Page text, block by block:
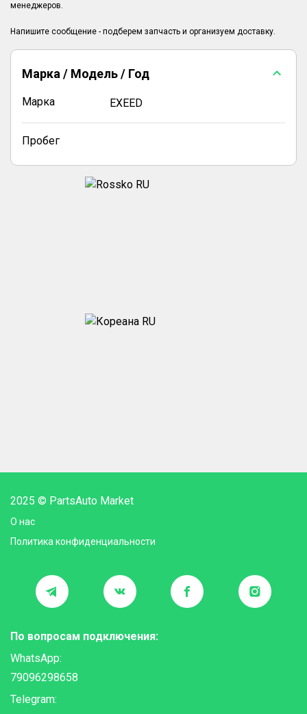
менеджеров.
Марка / Модель / Год
Марка EXEED
Пробег
2025 © PartsAuto Market
О нас
Политика конфиденциальности
По вопросам подключения:
WhatsApp:
79096298658
Telegram: